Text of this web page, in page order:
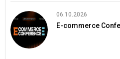
06.10.2026
E-commerce